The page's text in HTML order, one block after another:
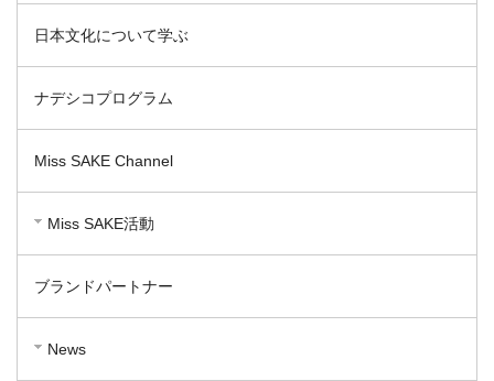
日本文化について学ぶ
ナデシコプログラム
Miss SAKE Channel
Miss SAKE活動
ブランドパートナー
News